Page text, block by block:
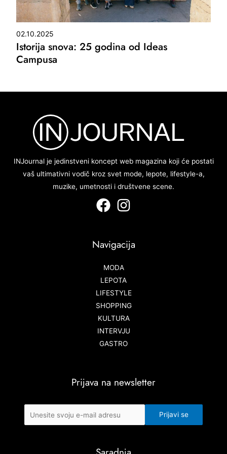
02.10.2025
Istorija snova: 25 godina od Ideas
Campusa
INJournal je jedinstveni koncept web magazina koji će postati
vaš ultimativni vodič kroz svet mode, lepote, lifestyle-a,
muzike, umetnosti i društvene scene.
Navigacija
MODA
LEPOTA
LIFESTYLE
SHOPPING
KULTURA
INTERVJU
GASTRO
Prijava na newsletter